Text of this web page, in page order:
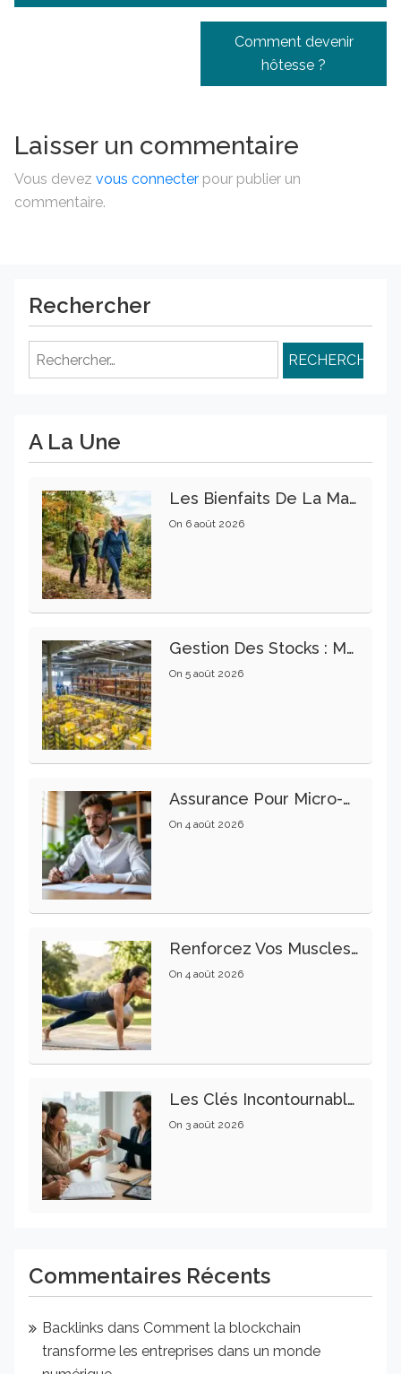
l’article
Comment devenir
hôtesse ?
Laisser un commentaire
Vous devez vous connecter pour publier un
commentaire.
Rechercher
Rechercher :
A La Une
Les Bienfaits De La Marche Sur La Santé Physique Et Mentale
On 6 août 2026
Gestion Des Stocks : Meilleures Pratiques Intralogistiques
On 5 août 2026
Assurance Pour Micro-Entrepreneur : Les Garanties Essentielles À Connaître
On 4 août 2026
Renforcez Vos Muscles Profonds Pour Apaiser Votre Mal De Dos
On 4 août 2026
Les Clés Incontournables Pour Réussir Vos Transactions Immobilières
On 3 août 2026
Commentaires Récents
Backlinks dans Comment la blockchain
transforme les entreprises dans un monde